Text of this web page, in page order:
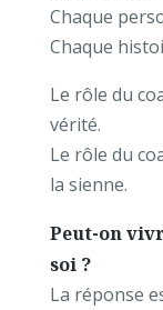
Chaque
Chaque
Le rôle du
vérité.
Le rôle du
la sienne.
Peut-on
soi ?
La réponse